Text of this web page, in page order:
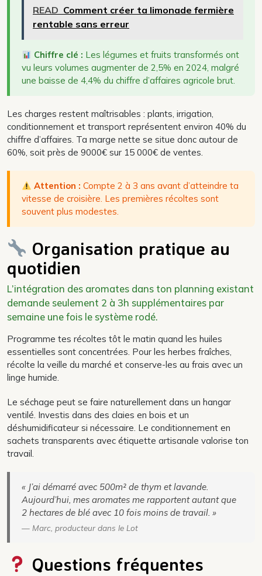
READ Comment créer ta limonade fermière
rentable sans erreur
Chiffre clé : Les légumes et fruits transformés ont
vu leurs volumes augmenter de 2,5% en 2024, malgré
une baisse de 4,4% du chiffre d’affaires agricole brut.
Les charges restent maîtrisables : plants, irrigation,
conditionnement et transport représentent environ 40% du
chiffre d’affaires. Ta marge nette se situe donc autour de
60%, soit près de 9000€ sur 15 000€ de ventes.
Attention : Compte 2 à 3 ans avant d’atteindre ta
vitesse de croisière. Les premières récoltes sont
souvent plus modestes.
Organisation pratique au
quotidien
L’intégration des aromates dans ton planning existant
demande seulement 2 à 3h supplémentaires par
semaine une fois le système rodé.
Programme tes récoltes tôt le matin quand les huiles
essentielles sont concentrées. Pour les herbes fraîches,
récolte la veille du marché et conserve-les au frais avec un
linge humide.
Le séchage peut se faire naturellement dans un hangar
ventilé. Investis dans des claies en bois et un
déshumidificateur si nécessaire. Le conditionnement en
sachets transparents avec étiquette artisanale valorise ton
travail.
« J’ai démarré avec 500m² de thym et lavande.
Aujourd’hui, mes aromates me rapportent autant que
2 hectares de blé avec 10 fois moins de travail. »
— Marc, producteur dans le Lot
Questions fréquentes